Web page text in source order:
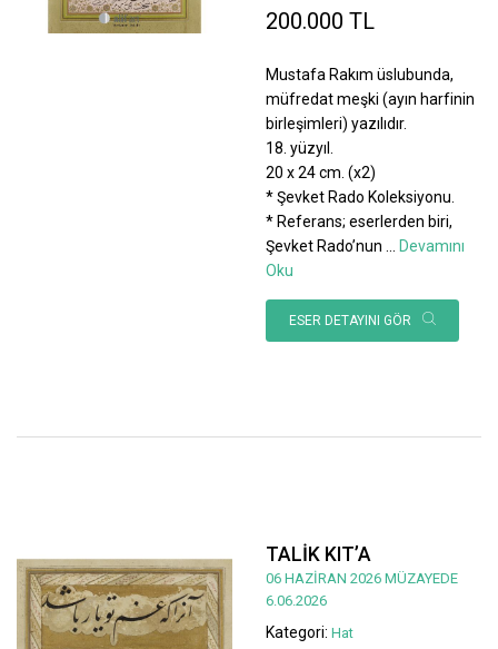
200.000 TL
Mustafa Rakım üslubunda,
müfredat meşki (ayın harfinin
birleşimleri) yazılıdır.
18. yüzyıl.
20 x 24 cm. (x2)
* Şevket Rado Koleksiyonu.
* Referans; eserlerden biri,
Şevket Rado’nun
Devamını
Oku
ESER DETAYINI GÖR
TALİK KIT’A
06 HAZİRAN 2026 MÜZAYEDE
6.06.2026
Kategori: Hat